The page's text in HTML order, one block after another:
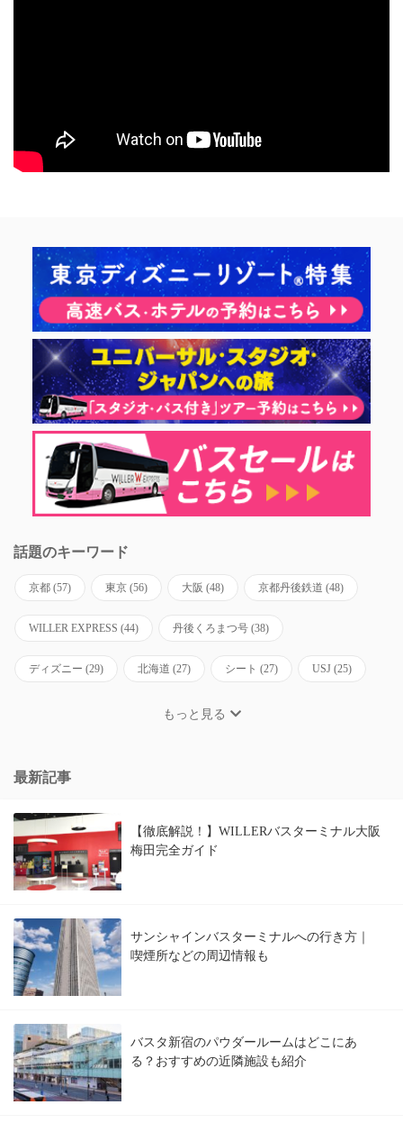
話題のキーワード
京都 (57) 東京 (56) 大阪 (48) 京都丹後鉄道 (48)
WILLER EXPRESS (44) 丹後くろまつ号 (38)
ディズニー (29) 北海道 (27) シート (27) USJ (25)
もっと見る
最新記事
【徹底解説！】WILLERバスターミナル大阪
梅田完全ガイド
サンシャインバスターミナルへの行き方｜
喫煙所などの周辺情報も
バスタ新宿のパウダールームはどこにあ
る？おすすめの近隣施設も紹介